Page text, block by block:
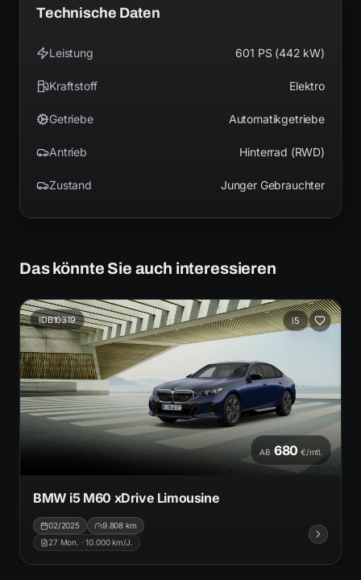
Technische Daten
Leistung 601 PS (442 kW)
Kraftstoff Elektro
Getriebe Automatikgetriebe
Antrieb Hinterrad (RWD)
Zustand Junger Gebrauchter
Das könnte Sie auch interessieren
IDB10319 i5
AB680 €/mtl.
BMW i5 M60 xDrive Limousine
02/2025 9.808 km
27 Mon. ·10.000km/J.